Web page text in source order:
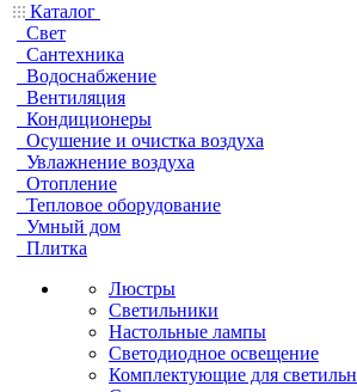
Каталог
Свет
Сантехника
Водоснабжение
Вентиляция
Кондиционеры
Осушение и очистка воздуха
Увлажнение воздуха
Отопление
Тепловое оборудование
Умный дом
Плитка
Люстры
Светильники
Настольные лампы
Светодиодное освещение
Комплектующие для